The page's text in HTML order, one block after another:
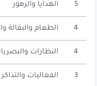
الهدايا والزهور 5
الطعام والبقالة 4
النظارات 4
الفعاليات والتذاكر 3